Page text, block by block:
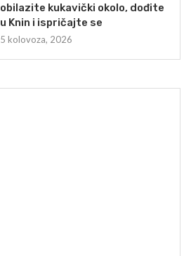
obilazite kukavički okolo, dođite
u Knin i ispričajte se
5 kolovoza, 2026